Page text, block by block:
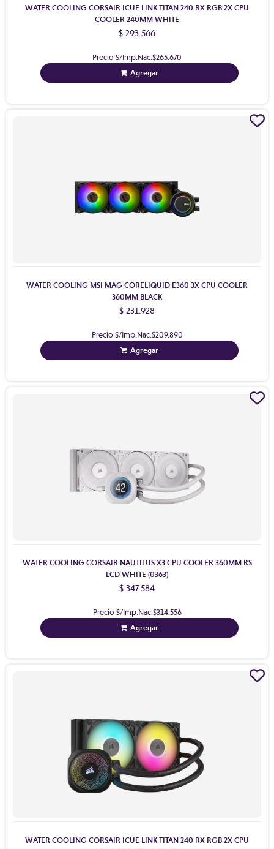
WATER COOLING CORSAIR ICUE LINK TITAN 240 RX RGB 2X CPU
COOLER 240MM WHITE
$ 293.566
Precio S/Imp.Nac.$265.670
Agregar
WATER COOLING MSI MAG CORELIQUID E360 3X CPU COOLER
360MM BLACK
$ 231.928
Precio S/Imp.Nac.$209.890
Agregar
WATER COOLING CORSAIR NAUTILUS X3 CPU COOLER 360MM RS
LCD WHITE (0363)
$ 347.584
Precio S/Imp.Nac.$314.556
Agregar
WATER COOLING CORSAIR ICUE LINK TITAN 240 RX RGB 2X CPU